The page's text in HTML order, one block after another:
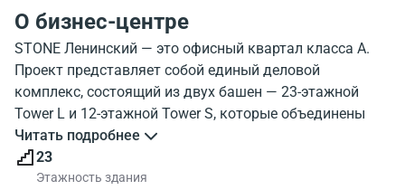
О бизнес-центре
STONE Ленинский — это офисный квартал класса А.
Проект представляет собой единый деловой
комплекс, состоящий из двух башен — 23-этажной
Tower L и 12-этажной Tower S, которые объединены
общей стилобатной частью с развитой
инфраструктурой.
Читать подробнее
23
Этажность здания